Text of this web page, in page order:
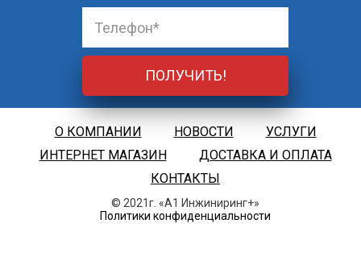
О КОМПАНИИ НОВОСТИ
УСЛУГИ
ИНТЕРНЕТ МАГАЗИН
ДОСТАВКА И ОПЛАТА
КОНТАКТЫ
© 2021г. «А1 Инжиниринг+»
Политики конфиденциальности